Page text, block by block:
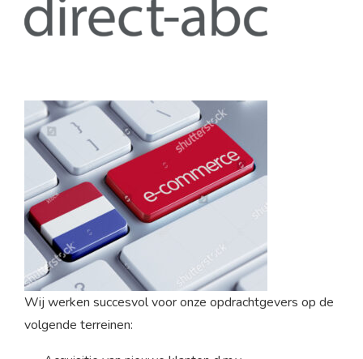
Wij werken succesvol voor onze opdrachtgevers op de
volgende terreinen: